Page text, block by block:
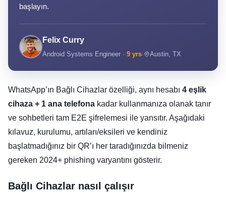
başlayın.
Felix Curry
Android Systems Engineer · 9 yrs· Austin, TX
WhatsApp’ın Bağlı Cihazlar özelliği, aynı hesabı 4 eşlik
cihaza + 1 ana telefona kadar kullanmanıza olanak tanır
ve sohbetleri tam E2E şifrelemesi ile yansıtır. Aşağıdaki
kılavuz, kurulumu, artıları/eksileri ve kendiniz
başlatmadığınız bir QR’ı her taradığınızda bilmeniz
gereken 2024+ phishing varyantını gösterir.
Bağlı Cihazlar nasıl çalışır